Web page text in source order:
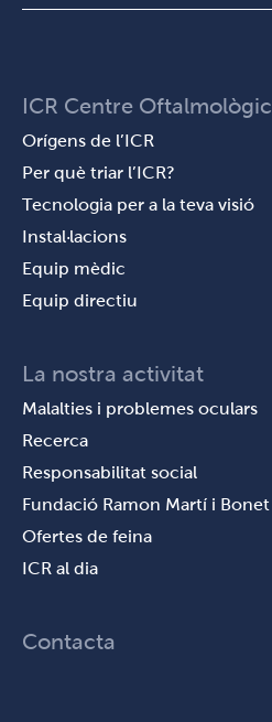
ICR Centre Oftalmològic
Orígens de l’ICR
Per què triar l’ICR?
Tecnologia per a la teva visió
Instal·lacions
Equip mèdic
Equip directiu
La nostra activitat
Malalties i problemes oculars
Recerca
Responsabilitat social
Fundació Ramon Martí i Bonet
Ofertes de feina
ICR al dia
Contacta